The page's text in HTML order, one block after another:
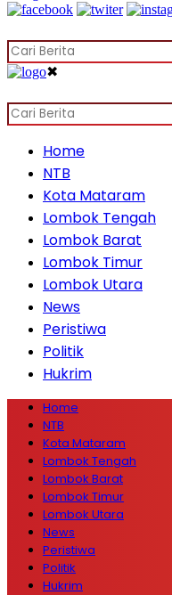
✖
Home
NTB
Kota Mataram
Lombok Tengah
Lombok Barat
Lombok Timur
Lombok Utara
News
Peristiwa
Politik
Hukrim
Home
NTB
Kota Mataram
Lombok Tengah
Lombok Barat
Lombok Timur
Lombok Utara
News
Peristiwa
Politik
Hukrim